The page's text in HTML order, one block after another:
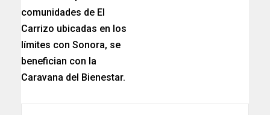
comunidades de El
Carrizo ubicadas en los
límites con Sonora, se
benefician con la
Caravana del Bienestar.